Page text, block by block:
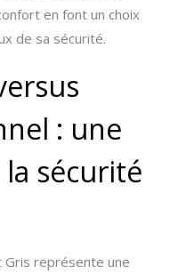
en font un choix
de sa sécurité.
: une
sécurité
Gris représente une